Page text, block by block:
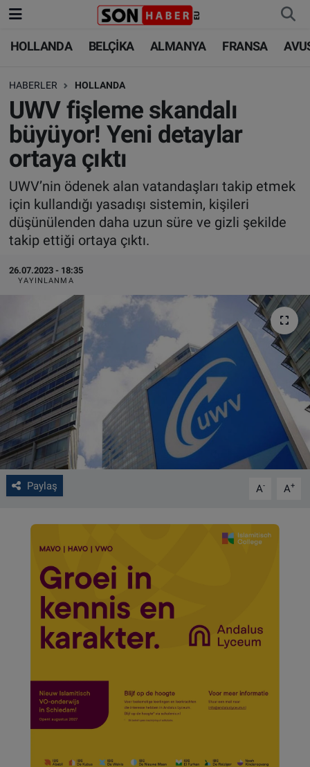
HOLLANDA BELÇİKA ALMANYA FRANSA
HABERLER HOLLANDA
UWV fişleme skandalı
büyüyor! Yeni detaylar
ortaya çıktı
UWV’nin ödenek alan vatandaşları takip etmek
için kullandığı yasadışı sistemin, kişileri
düşünülenden daha uzun süre ve gizli şekilde
takip ettiği ortaya çıktı.
26.07.2023 - 18:35
YAYINLANMA
Paylaş A- A+
HOLLANDA
BELÇİKA
ALMANYA
FRANSA
AVUSTURYA
SAĞLIK - YAŞAM
BİLİM-TEKNOLOJİ
HOLLANDA
BELÇİKA
ALMANYA
TÜRKİYE
DÜNYA
BİLİM-TEKNOLOJİ
SAĞLIK
FOTO GALERİ
VIDEO GALERİ
ALGEMENE VOORWAARDEN
CONTACT
Çerez Politikası
Nöbetçi Eczaneler
Hava Durumu
Trafik Durumu
Süper Lig Puan Durumu ve Fikstür
Tüm Manşetler
Son Dakika Haberleri
Haber Arşivi